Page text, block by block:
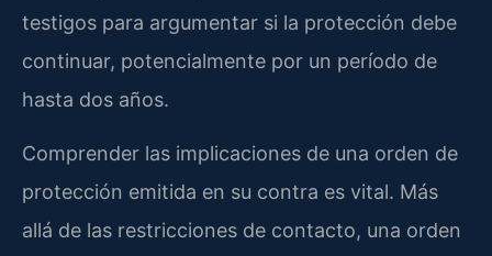
testigos para argumentar si la protección debe
continuar, potencialmente por un período de
hasta dos años.
Comprender las implicaciones de una orden de
protección emitida en su contra es vital. Más
allá de las restricciones de contacto, una orden